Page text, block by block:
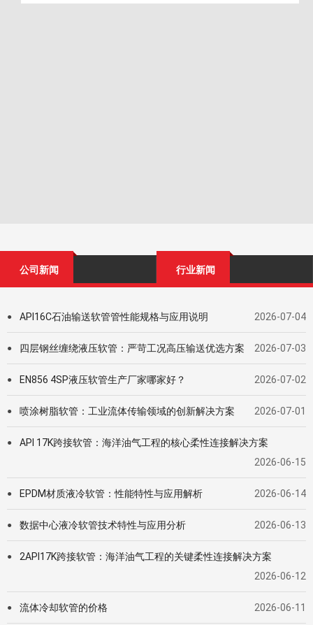
公司新闻 行业新闻
● API16C石油输送软管管性能规格与应用说明 2026-07-04
● 四层钢丝缠绕液压软管：严苛工况高压输送优选方案 2026-07-03
● EN856 4SP液压软管生产厂家哪家好？ 2026-07-02
● 喷涂树脂软管：工业流体传输领域的创新解决方案 2026-07-01
●
API 17K跨接软管：海洋油气工程的核心柔性连接解决方案
2026-06-15
● EPDM材质液冷软管：性能特性与应用解析 2026-06-14
● 数据中心液冷软管技术特性与应用分析 2026-06-13
●
2API17K跨接软管：海洋油气工程的关键柔性连接解决方案
2026-06-12
● 流体冷却软管的价格 2026-06-11